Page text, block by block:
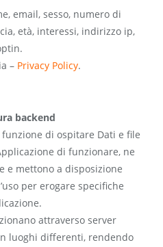
email, sesso, numero di
età, interessi, indirizzo ip,
– Privacy Policy.
backend
di ospitare Dati e file
di funzionare, ne
e mettono a disposizione
per erogare specifiche
attraverso server
luoghi differenti, rendendo